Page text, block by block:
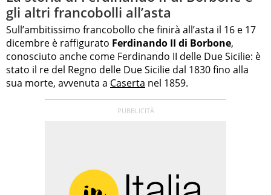
gli altri francobolli all’asta
Sull’ambitissimo francobollo che finirà all’asta il 16 e 17
dicembre è raffigurato Ferdinando II di Borbone,
conosciuto anche come Ferdinando II delle Due Sicilie: è
stato il re del Regno delle Due Sicilie dal 1830 fino alla
sua morte, avvenuta a Caserta nel 1859.